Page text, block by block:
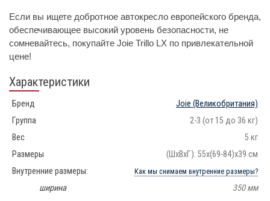
Если вы ищете добротное автокресло европейского бренда,
обеспечивающее высокий уровень безопасности, не
сомневайтесь, покупайте Joie Trillo LX по привлекательной
цене!
Характеристики
Бренд Joie (Великобритания)
Группа
2-3 (от 15 до 36 кг)
Вес
5 кг
Размеры
(ШхВхГ): 55х(69-84)x39 см
Внутренние размеры:
Как мы снимаем внутренние размеры?
ширина
350 мм